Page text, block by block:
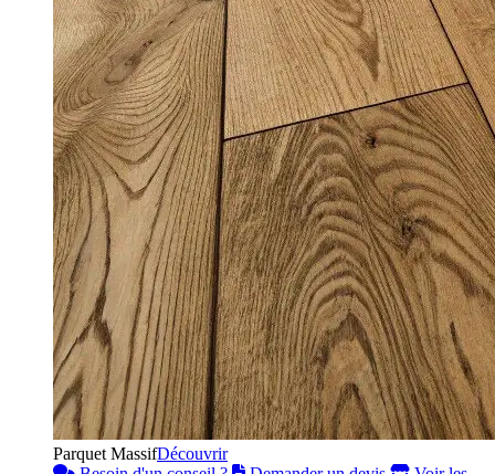
Parquet MassifDécouvrir